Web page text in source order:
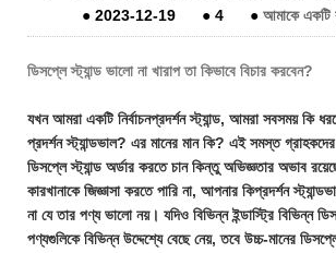
● 2023-12-19 ● 4 ● আমাকে একটি
ডিসপ্লে স্ট্যান্ড ভালো না খারাপ তা কিভাবে বিচার করবেন?
যখন আমরা একটি নির্বাচনপ্রদর্শন স্ট্যান্ড, আমরা সবসময় কি
প্রদর্শন স্ট্যান্ডভাল? এর মানের মান কি? এই সমস্ত গ্রাহকদের
ডিসপ্লে স্ট্যান্ড অর্ডার করতে চান কিন্তু অভিজ্ঞতার অভাব
কারখানাকে জিজ্ঞাসা করতে পারি না, আপনার কিপ্রদর্শন স্ট্যান্ড
না যে তার পণ্য ভালো নয়। যদিও বিভিন্ন ইন্ডাস্ট্রি বিভিন্ন
পণ্যগুলিকে বিভিন্ন উদ্দেশ্যে বেছে নেয়, তবে উচ্চ-মানের